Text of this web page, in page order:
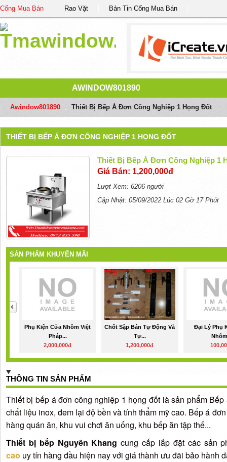
Cổng Mua Bán Rao Vặt Bản Tin Cổng Mua Bán
AWINDOW801890
Awindow801890 Thiết Bị Bếp Á Đơn Công Nghiệp 1 Họng Đốt
THIẾT BỊ BẾP Á ĐƠN CÔNG NGHIỆP 1 HỌNG ĐỐT
Thiết Bị Bếp Á Đơn Công Nghiệp 1
Giá Bán: 1,200,000đ
Lượt Xem: 6206 người
Cập Nhật: 05/09/2022 Lúc 02 Gờ 17 Phút
SẢN PHẨM KHUYẾN MÃI
Phụ Kiện Cửa Nhôm Việt
Pháp...
2,000,000đ
Chốt Sập Bán Tự Động Và
Tự...
1,200,000đ
Đại Lý Phụ
THÔNG TIN SẢN PHẨM
Thiết bị bếp á đơn công nghiệp 1 họng đốt là sản phẩm
chất liệu inox, đem lại độ bền và tính thẩm mỹ cao. Bếp á
hàng quán ăn, khu vui chơi ăn uống, khu bếp ăn tập thế...
Thiết bị bếp Nguyên Khang cung cấp lắp đặt các sản
cao uy tín hàng đầu hiện nay với giá thành ưu đãi bảo hành